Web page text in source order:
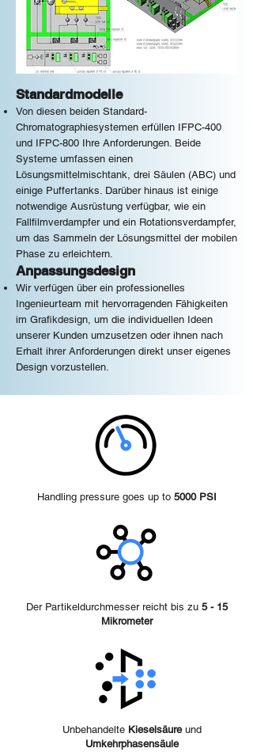
Standardmodelle
Von diesen beiden Standard-
Chromatographiesystemen erfüllen IFPC-400
und IFPC-800 Ihre Anforderungen. Beide
Systeme umfassen einen
Lösungsmittelmischtank, drei Säulen (ABC) und
einige Puffertanks. Darüber hinaus ist einige
notwendige Ausrüstung verfügbar, wie ein
Fallfilmverdampfer und ein Rotationsverdampfer,
um das Sammeln der Lösungsmittel der mobilen
Phase zu erleichtern.
Anpassungsdesign
Wir verfügen über ein professionelles
Ingenieurteam mit hervorragenden Fähigkeiten
im Grafikdesign, um die individuellen Ideen
unserer Kunden umzusetzen oder ihnen nach
Erhalt ihrer Anforderungen direkt unser eigenes
Design vorzustellen.
Handling pressure goes up to 5000 PSI
Der Partikeldurchmesser reicht bis zu 5 - 15
Mikrometer
Unbehandelte Kieselsäureund
Umkehrphasensäule